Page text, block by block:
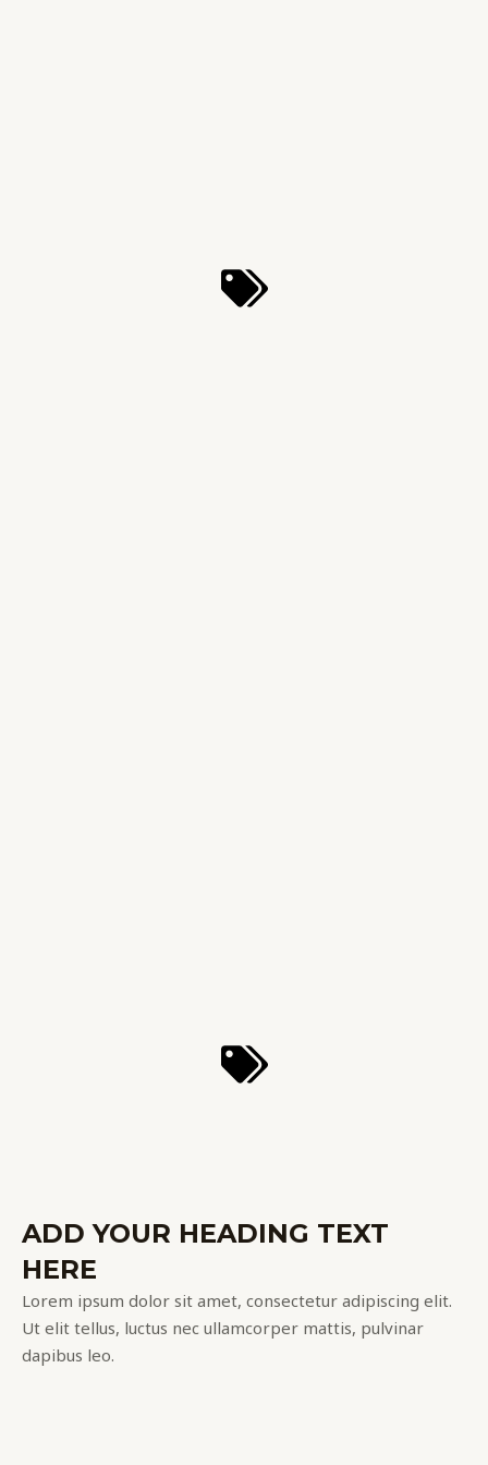
ADD YOUR HEADING TEXT
HERE
Lorem ipsum dolor sit amet, consectetur adipiscing elit.
Ut elit tellus, luctus nec ullamcorper mattis, pulvinar
dapibus leo.